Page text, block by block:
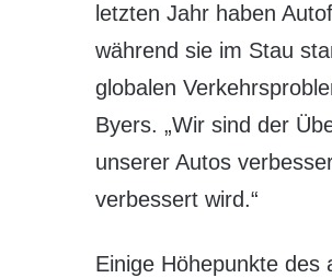
letzten Jahr haben
während sie im Stau
globalen
Byers. „Wir sind der
unserer Autos
verbessert wird.“
Einige Höhepunkte des